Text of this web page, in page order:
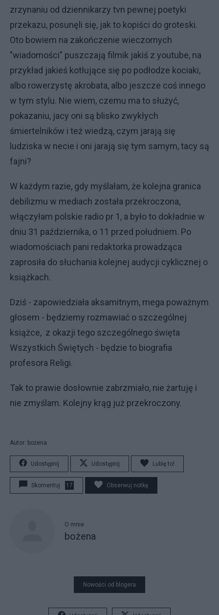
zrzynaniu od dziennikarzy tvn pewnej poetyki
przekazu, posunęli się, jak to kopiści do groteski.
Oto bowiem na zakończenie wieczornych
"wiadomości" puszczają filmik jakiś z youtube, na
przykład jakieś kotłujące się po podłodze kociaki,
albo rowerzystę akrobata, albo jeszcze coś innego
w tym stylu. Nie wiem, czemu ma to służyć,
pokazaniu, jacy oni są blisko zwykłych
śmiertelników i też wiedzą, czym jarają się
ludziska w necie i oni jarają się tym samym, tacy są
fajni?
W każdym razie, gdy myślałam, że kolejna granica
debilizmu w mediach została przekroczona,
włączyłam polskie radio pr 1, a było to dokładnie w
dniu 31 października, o 11 przed południem. Po
wiadomościach pani redaktorka prowadząca
zaprosiła do słuchania kolejnej audycji cyklicznej o
książkach.
Dziś - zapowiedziała aksamitnym, mega poważnym
głosem - będziemy rozmawiać o szczególnej
książce, z okazji tego szczególnego święta
Wszystkich Świętych - będzie to biografia
profesora Religi.
Tak to prawie dosłownie zabrzmiało, nie żartuję i
nie zmyślam. Kolejny krąg już przekroczony.
Autor: bożena
Udostępnij Udostępnij Lubię to!
Skomentuj 17 Obserwuj notkę
O mnie
bożena
Nowości od blogera